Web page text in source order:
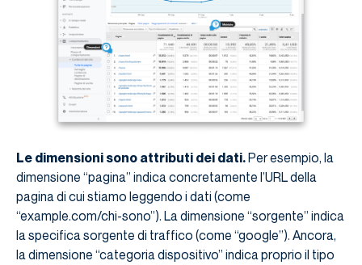
Le dimensioni sono attributi dei dati.Per esempio, la
dimensione “pagina” indica concretamente l’URL della
pagina di cui stiamo leggendo i dati (come
“example.com/chi-sono”). La dimensione “sorgente” indica
la specifica sorgente di traffico (come “google”). Ancora,
la dimensione “categoria dispositivo” indica proprio il tipo